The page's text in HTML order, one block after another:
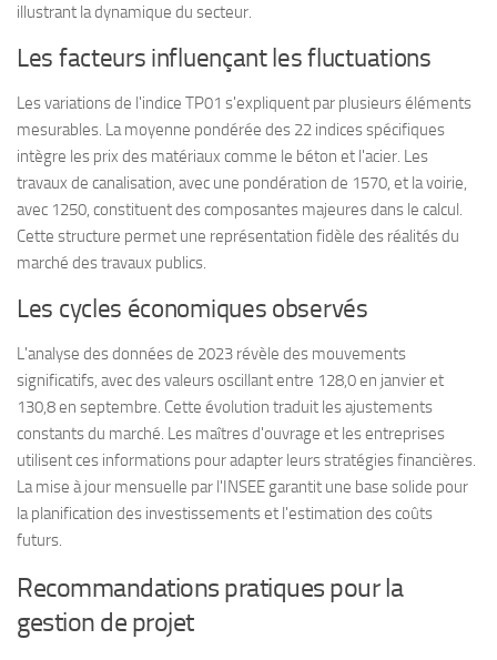
illustrant la dynamique du secteur.
Les facteurs influençant les fluctuations
Les variations de l'indice TP01 s'expliquent par plusieurs éléments
mesurables. La moyenne pondérée des 22 indices spécifiques
intègre les prix des matériaux comme le béton et l'acier. Les
travaux de canalisation, avec une pondération de 1570, et la voirie,
avec 1250, constituent des composantes majeures dans le calcul.
Cette structure permet une représentation fidèle des réalités du
marché des travaux publics.
Les cycles économiques observés
L'analyse des données de 2023 révèle des mouvements
significatifs, avec des valeurs oscillant entre 128,0 en janvier et
130,8 en septembre. Cette évolution traduit les ajustements
constants du marché. Les maîtres d'ouvrage et les entreprises
utilisent ces informations pour adapter leurs stratégies financières.
La mise à jour mensuelle par l'INSEE garantit une base solide pour
la planification des investissements et l'estimation des coûts
futurs.
Recommandations pratiques pour la
gestion de projet